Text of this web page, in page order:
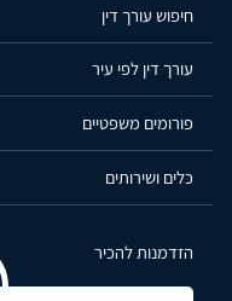
חיפוש עורך דין
עורך דין לפי עיר
פורומים משפטיים
כלים ושירותים
הזדמנות להכיר